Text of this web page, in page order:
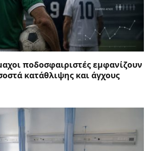
ποδοσφαιριστές εμφανίζουν
κατάθλιψης και άγχους